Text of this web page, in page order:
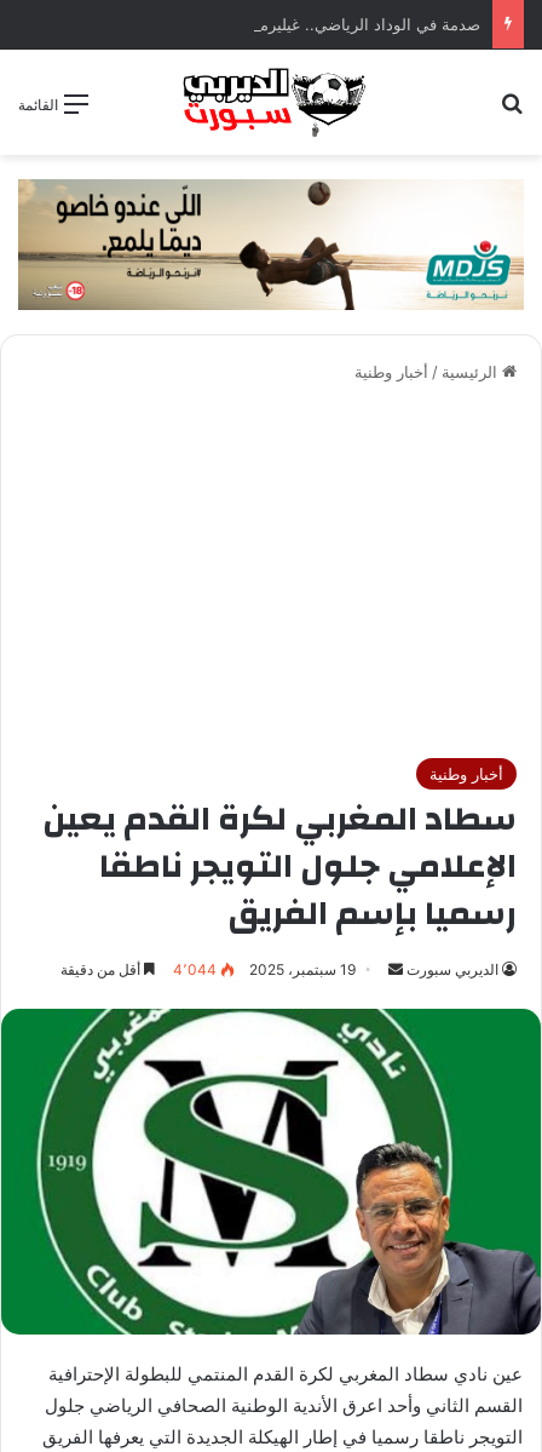
القائمة
الرئيسية / أخبار وطنية
أخبار وطنية
سطاد المغربي لكرة القدم يعين
الإعلامي جلول التويجر ناطقا
رسميا بإسم الفريق
الديربي سبورت
ل
ر
ي
د
ا
إ
ل
ك
ت
و
ي
19 سبتمبر، 2025 4٬044 أقل من دقيقة
عين نادي سطاد المغربي لكرة القدم المنتمي للبطولة الإحترافية
القسم الثاني وأحد اعرق الأندية الوطنية الصحافي الرياضي جلول
التويجر ناطقا رسميا في إطار الهيكلة الجديدة التي يعرفها الفريق